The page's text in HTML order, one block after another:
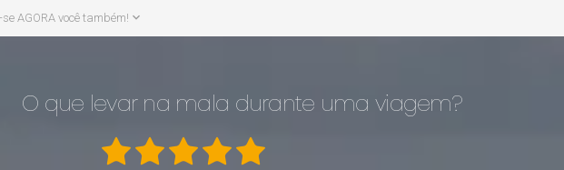
AGORA você também!
O que levar na mala durante uma viagem?